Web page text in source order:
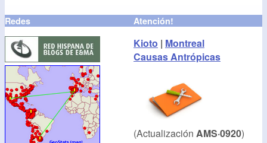
Redes Atención!
Kioto | Montreal
Causas Antrópicas
(Actualización AMS·0920)